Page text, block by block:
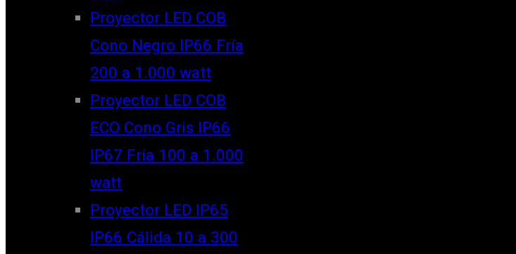
Proyector LED COB
Cono Negro IP66 Fría
200 a 1.000 watt
Proyector LED COB
ECO Cono Gris IP66
IP67 Fría 100 a 1.000
watt
Proyector LED IP65
IP66 Cálida 10 a 300